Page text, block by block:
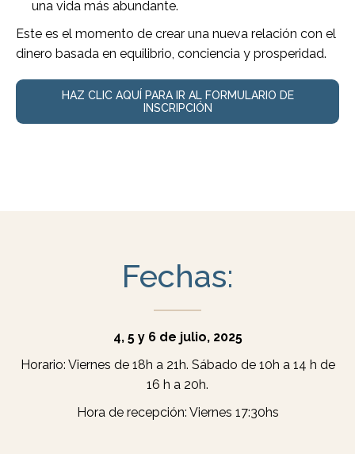
una vida más abundante.
Este es el momento de crear una nueva relación con el
dinero basada en equilibrio, conciencia y prosperidad.
HAZ CLIC AQUÍ PARA IR AL FORMULARIO DE
INSCRIPCIÓN
Fechas:
4, 5 y 6 de julio, 2025
Horario: Viernes de 18h a 21h. Sábado de 10h a 14 h de
16 h a 20h.
Hora de recepción: Viernes 17:30hs